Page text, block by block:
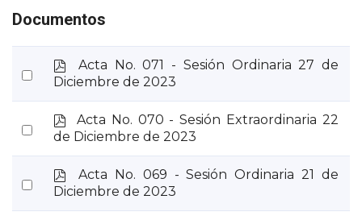
Documentos
Select
p
d
Acta No. 071 - Sesión Ordinaria 27 de
Diciembre de 2023
Select
p
d
Acta No. 070 - Sesión Extraordinaria 22
de Diciembre de 2023
Select
p
d
Acta No. 069 - Sesión Ordinaria 21 de
Diciembre de 2023